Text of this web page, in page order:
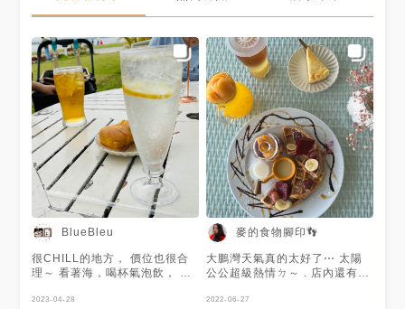
BlueBleu
很CHILL的地方， 價位也很合
理～ 看著海，喝杯氣泡飲， 有
2023-04-28
麥的食物腳印👣
大鵬灣天氣真的太好了⋯ 太陽
公公超級熱情ㄉ～ . 店內還有一
氣的玻璃房 邊吃下午茶邊聊天
2022-06-27